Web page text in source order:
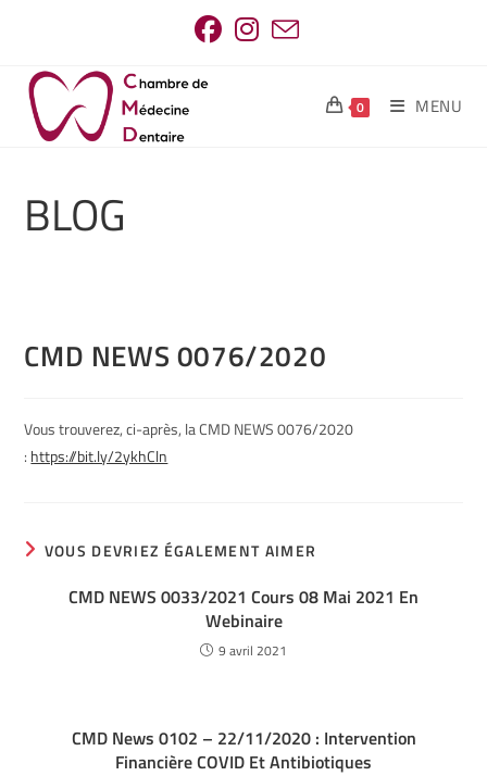
0 MENU
BLOG
CMD NEWS 0076/2020
Vous trouverez, ci-après, la CMD NEWS 0076/2020
: https://bit.ly/2ykhCln
VOUS DEVRIEZ ÉGALEMENT AIMER
CMD NEWS 0033/2021 Cours 08 Mai 2021 En
Webinaire
9 avril 2021
CMD News 0102 – 22/11/2020 : Intervention
Financière COVID Et Antibiotiques